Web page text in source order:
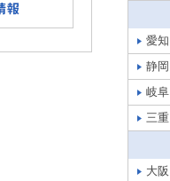
愛知
静岡
岐阜
三重
大阪